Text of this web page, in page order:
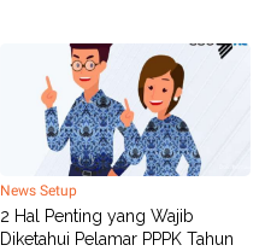
News Setup
2 Hal Penting yang Wajib
Diketahui Pelamar PPPK Tahun